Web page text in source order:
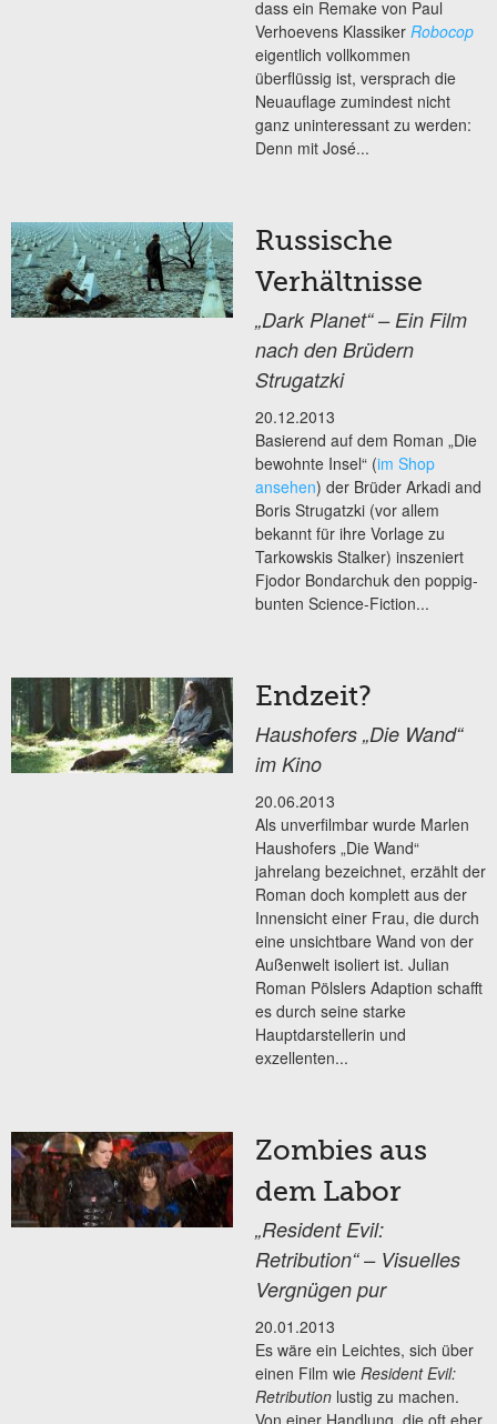
dass ein Remake von Paul
Verhoevens Klassiker Robocop
eigentlich vollkommen
überflüssig ist, versprach die
Neuauflage zumindest nicht
ganz uninteressant zu werden:
Denn mit José...
Russische
Verhältnisse
„Dark Planet“ – Ein Film
nach den Brüdern
Strugatzki
20.12.2013
Basierend auf dem Roman „Die
bewohnte Insel“ (im Shop
ansehen) der Brüder Arkadi and
Boris Strugatzki (vor allem
bekannt für ihre Vorlage zu
Tarkowskis Stalker) inszeniert
Fjodor Bondarchuk den poppig-
bunten Science-Fiction...
Endzeit?
Haushofers „Die Wand“
im Kino
20.06.2013
Als unverfilmbar wurde Marlen
Haushofers „Die Wand“
jahrelang bezeichnet, erzählt der
Roman doch komplett aus der
Innensicht einer Frau, die durch
eine unsichtbare Wand von der
Außenwelt isoliert ist. Julian
Roman Pölslers Adaption schafft
es durch seine starke
Hauptdarstellerin und
exzellenten...
Zombies aus
dem Labor
„Resident Evil:
Retribution“ – Visuelles
Vergnügen pur
20.01.2013
Es wäre ein Leichtes, sich über
einen Film wie Resident Evil:
Retribution lustig zu machen.
Von einer Handlung, die oft eher